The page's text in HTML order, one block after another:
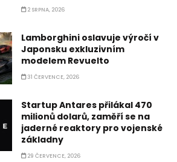
2 SRPNA, 2026
Lamborghini oslavuje výročí v
Japonsku exkluzivním
modelem Revuelto
31 ČERVENCE, 2026
Startup Antares přilákal 470
milionů dolarů, zaměří se na
jaderné reaktory pro vojenské
základny
29 ČERVENCE, 2026